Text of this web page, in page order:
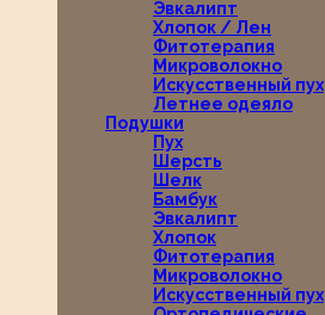
Эвкалипт
Хлопок / Лен
Фитотерапия
Микроволокно
Искусственный пух
Летнее одеяло
Подушки
Пух
Шерсть
Шелк
Бамбук
Эвкалипт
Хлопок
Фитотерапия
Микроволокно
Искусственный пух